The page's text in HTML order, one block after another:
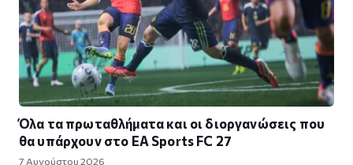
Όλα τα πρωταθλήματα και οι διοργανώσεις που
θα υπάρχουν στο EA Sports FC 27
7 Αυγούστου 2026